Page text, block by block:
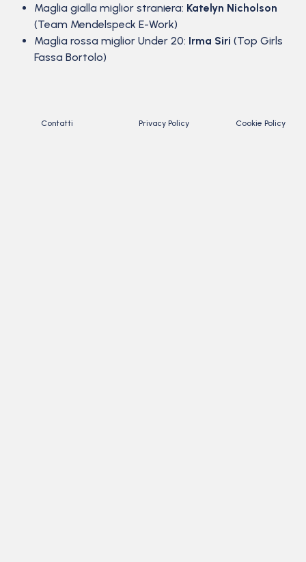
Maglia gialla miglior straniera: Katelyn Nicholson
(Team Mendelspeck E-Work)
Maglia rossa miglior Under 20: Irma Siri (Top Girls
Fassa Bortolo)
Contatti Privacy Policy Cookie Policy